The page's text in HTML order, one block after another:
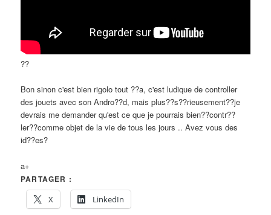
??
Bon sinon c'est bien rigolo tout ??a, c'est ludique de controller
des jouets avec son Andro??d, mais plus??s??rieusement??je
devrais me demander qu'est ce que je pourrais bien??contr??
ler??comme objet de la vie de tous les jours .. Avez vous des
id??es?
a+
PARTAGER :
X
LinkedIn